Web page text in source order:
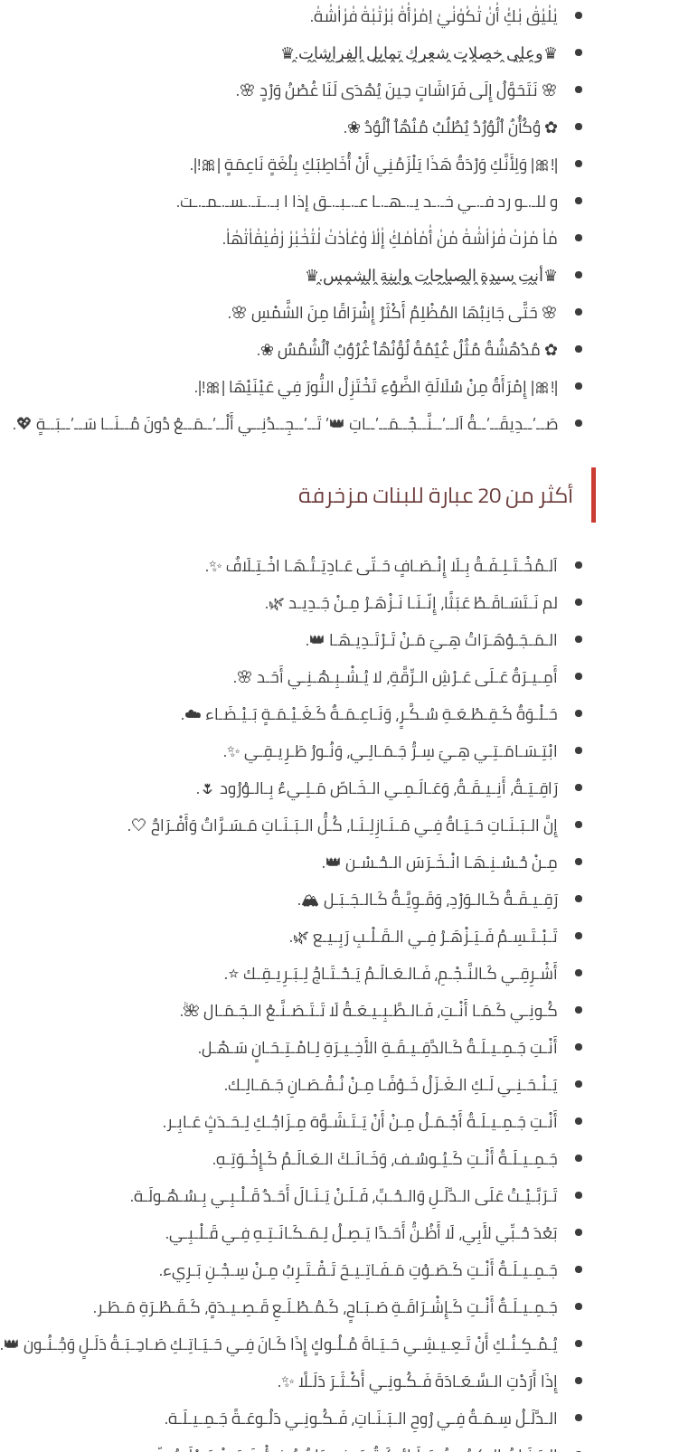
يٰلٰيٰقٰ بٰكِٰ أٰنٰ تٰكٰوٰنٰيٰ اِمٰرٰأٰةٰ بٰرٰتٰبٰةٰ فٰرٰاٰشٰةٰ.
♛و̭ع̭ل̭ى̭ خ̭ص̭ل̭ا̭ت̭ ش̭ع̭ر̭ك̭ ت̭م̭ا̭ي̭ل̭ ا̭ل̭ف̭ر̭ا̭ش̭ا̭ت̭.♛
🌸 نَتَحَوَّلُ إِلَى فَرَاشَاتٍ حِينَ يُهْدَى لَنَا غُصْنُ وَرْدٍ 🌸.
✿ وٌكٌأٌنٌ اٌلٌوٌرٌدٌ يٌطٌلٌبٌ مٌنٌهٌاٌ اٌلٌوٌدٌ ❀.
|!🎀| وَلِأَنَّكِ وَرْدَةٌ هَذَا يَلْزَمُنِي أَنْ أُخَاطِبَكِ بِلُغَةٍ نَاعِمَةٍ |🎀!|.
و للـ.ـو رد فـ.ـي خـ.ـد يـ.ـهـ.ـا عـ.ـبـ.ـق إذا ا بـ.ـتـ.ـسـ.ـمـ.ـت.
مٰاٰ مٰرٰتٰ فٰرٰاٰشٰةٰ مٰنٰ أٰمٰاٰمٰكِٰ إٰلٰاٰ وٰعٰاٰدٰتٰ لٰتٰخٰبٰرٰ رٰفٰيٰقٰاٰتٰهٰاٰ.
♛أ̭ن̭تِ̭ س̭ي̭د̭ة̭ ا̭ل̭ص̭ب̭ا̭ح̭ا̭ت̭ و̭ا̭ب̭ن̭ة̭ ا̭ل̭ش̭م̭س̭.♛
🌸 حَتَّى جَانِبُهَا المُظْلِمُ أَكْثَرُ إِشْرَاقًا مِنَ الشَّمْسِ 🌸.
✿ مٌدٌهٌشٌةٌ مٌثٌلٌ غٌيٌمٌةٌ لٌوٌّنٌهٌاٌ غٌرٌوٌبٌ اٌلٌشٌمٌسٌ ❀.
|!🎀| إِمْرَأَةٌ مِنْ سُلَالَةِ الضَّوْءِ تَخْتَزِلُ النُّورَ فِي عَيْنَيْهَا |🎀!|.
صَــ’ــدِيقَــ’ــةُ اَلــ’ــنَّــجْــمَــ’ــاتِ 👑’ تَــ’ــجِــدُنِــي أَلْــ’ــمَــعُ دُونَ مُــنَــا سَــ’ــبَــةٍ 💖.
أكثر من 20 عبارة للبنات مزخرفة
اَلـمُخْـتَـلِـفَـةُ بِـلَا إِنْـصَـافٍ حَـتّى عَـادِيَـتُـهَـا اخْـتِـلَافٌ ✨.
لم نَـتَسَـاقَـطْ عَبَثًا، إِنّـنَـا نَـزْهَـرُ مِـنْ جَـدِيـد 🌿.
الـمَـجَـوْهَـرَاتُ هِـيَ مَـنْ تَـرْتَـدِيـهَـا 👑.
أَمِـيـرَةٌ عَـلَى عَـرْشِ الـرِّقَّةِ، لا يُـشْـبِـهُـنِـي أَحَـد 🌸.
حَـلْـوَةٌ كَـقِـطْـعَـةِ سُـكَّـرٍ، وَنَـاعِـمَـةٌ كَـغَـيْـمَـةٍ بَـيْـضَـاء ☁️.
ابْتِـسَـامَـتِـي هِـيَ سِـرُّ جَـمَـالِـي، وَنُـورُ طَـرِيـقِـي ✨.
رَاقِـيَـةٌ، أَنِـيـقَـةٌ، وَعَـالَـمِـي الـخَـاصّ مَـلِـيءٌ بِـالـوُرُود 🌷.
إِنَّ الـبَـنَـاتِ حَـيَـاةٌ فِـي مَـنَـازِلِـنَـا، كُـلُّ الـبَـنَـاتِ مَـسَـرَّاتٌ وَأَفْـرَاحٌ 🤍.
مِـنْ حُـسْـنِـهَـا انْـخَـرَسَ الـحُـسْـن 👑.
رَقِـيـقَـةٌ كَـالـوَرْدِ، وَقَـوِيَّـةٌ كَـالـجَـبَـل 🏔️.
تَـبْـتَـسِـمُ فَـيَـزْهَـرُ فِـي الـقَـلْـبِ رَبِـيـع 🌿.
أَشْـرِقِـي كَـالنَّـجْـمِ، فَـالـعَـالَـمُ يَـحْـتَـاجُ لِـبَـرِيـقِـك ⭐.
كُـونِـي كَـمَـا أَنْـتِ، فَـالـطَّـبِـيـعَـةُ لَا تَـتَـصَـنَّـعُ الـجَـمَـال 🌺.
أَنْـتِ جَـمِـيـلَـةٌ كَـالدَّقِـيـقَـةِ الأَخِـيـرَةِ لِـامْـتِـحَـانٍ سَـهْـل.
يَـنْـحَـنِـي لَـكِ الـغَـزَلُ خَـوْفًـا مِـنْ نُـقْـصَـانِ جَـمَـالِـك.
أَنْـتِ جَـمِـيـلَـةٌ أَجْـمَـلُ مِـنْ أَنْ يَـتَـشَـوَّهَ مِـزَاجُـكِ لِـحَـدَثٍ عَـابِـر.
جَـمِـيـلَـةٌ أَنْـتِ كَـيُـوسُـف، وَخَـانَـكَ الـعَـالَـمُ كَـإِخْـوَتِـهِ.
تَـرَبَّـيْـتُ عَلَى الـدَّلَـلِ وَالـحُـبِّ، فَـلَـنْ يَـنَـالَ أَحَـدٌ قَـلْـبِـي بِـسُـهُـولَـة.
بَعْدَ حُـبِّي لأَبِي، لَا أَظُـنُّ أَحَـدًا يَـصِـلُ لِـمَـكَـانَـتِـهِ فِـي قَـلْـبِـي.
جَـمِـيـلَـةٌ أَنْـتِ كَـصَـوْتِ مَـفَـاتِـيـحَ تَـقْـتَـرِبُ مِـنْ سِـجْـنِ بَـرِيء.
جَـمِـيـلَـةٌ أَنْـتِ كَـإِشْـرَاقَـةِ صَـبَـاحٍ، كَـمُـطْـلَـعِ قَـصِـيـدَةٍ، كَـقَـطْـرَةِ مَـطَـر.
يُـمْـكِـنُـكِ أَنْ تَـعِـيـشِـي حَـيَـاةَ مُـلُـوكٍ إِذَا كَـانَ فِـي حَـيَـاتِـكِ صَـاحِـبَـةُ دَلَـلٍ وَجُـنُـون 👑.
إِذَا أَرَدْتِ الـسَّـعَـادَةَ فَـكُـونِـي أَكْـثَـرَ دَلَـلًا ✨.
الـدَّلَـلُ سِـمَـةٌ فِـي رُوحِ الـبَـنَـاتِ، فَـكُـونِـي دَلُـوعَـةً جَـمِـيـلَـة.